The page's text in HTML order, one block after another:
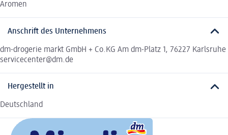
Aromen
Anschrift des Unternehmens
dm-drogerie markt GmbH + Co.KG Am dm-Platz 1, 76227 Karlsruhe
servicecenter@dm.de
Hergestellt in
Deutschland